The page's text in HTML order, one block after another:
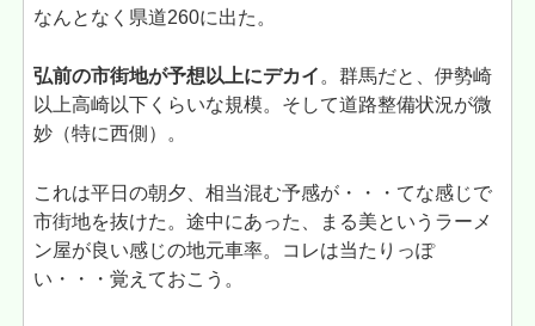
なんとなく県道260に出た。
弘前の市街地が予想以上にデカイ。群馬だと、伊勢崎
以上高崎以下くらいな規模。そして道路整備状況が微
妙（特に西側）。
これは平日の朝夕、相当混む予感が・・・てな感じで
市街地を抜けた。途中にあった、まる美というラーメ
ン屋が良い感じの地元車率。コレは当たりっぽ
い・・・覚えておこう。